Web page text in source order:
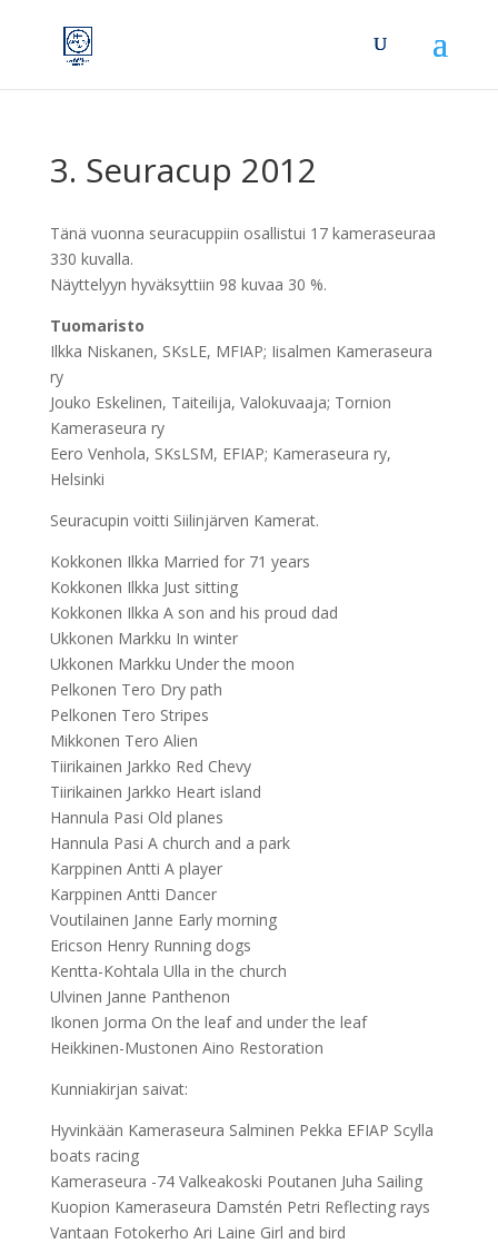
3. Seuracup 2012
Tänä vuonna seuracuppiin osallistui 17 kameraseuraa
330 kuvalla.
Näyttelyyn hyväksyttiin 98 kuvaa 30 %.
Tuomaristo
Ilkka Niskanen, SKsLE, MFIAP; Iisalmen Kameraseura
ry
Jouko Eskelinen, Taiteilija, Valokuvaaja; Tornion
Kameraseura ry
Eero Venhola, SKsLSM, EFIAP; Kameraseura ry,
Helsinki
Seuracupin voitti Siilinjärven Kamerat.
Kokkonen Ilkka Married for 71 years
Kokkonen Ilkka Just sitting
Kokkonen Ilkka A son and his proud dad
Ukkonen Markku In winter
Ukkonen Markku Under the moon
Pelkonen Tero Dry path
Pelkonen Tero Stripes
Mikkonen Tero Alien
Tiirikainen Jarkko Red Chevy
Tiirikainen Jarkko Heart island
Hannula Pasi Old planes
Hannula Pasi A church and a park
Karppinen Antti A player
Karppinen Antti Dancer
Voutilainen Janne Early morning
Ericson Henry Running dogs
Kentta-Kohtala Ulla in the church
Ulvinen Janne Panthenon
Ikonen Jorma On the leaf and under the leaf
Heikkinen-Mustonen Aino Restoration
Kunniakirjan saivat:
Hyvinkään Kameraseura Salminen Pekka EFIAP Scylla
boats racing
Kameraseura -74 Valkeakoski Poutanen Juha Sailing
Kuopion Kameraseura Damstén Petri Reflecting rays
Vantaan Fotokerho Ari Laine Girl and bird